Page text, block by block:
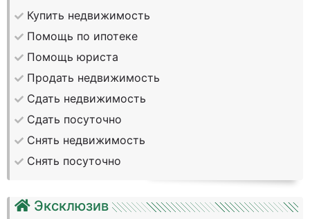
Купить недвижимость
Помощь по ипотеке
Помощь юриста
Продать недвижимость
Сдать недвижимость
Сдать посуточно
Снять недвижимость
Снять посуточно
Эксклюзив